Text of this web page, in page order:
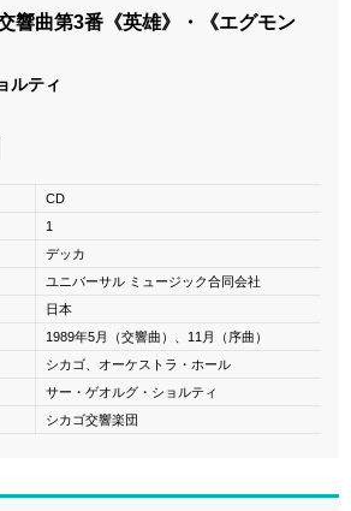
響曲第3番《英雄》・《エグモン
ルティ
CD
1
デッカ
ユニバーサル ミュージック合同会社
日本
1989年5月（交響曲）、11月（序曲）
シカゴ、オーケストラ・ホール
サー・ゲオルグ・ショルティ
シカゴ交響楽団